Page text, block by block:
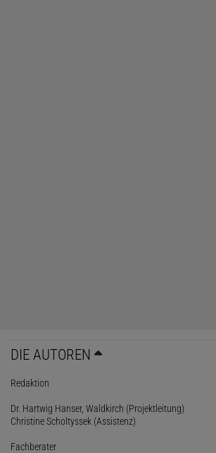
DIE AUTOREN
Redaktion
Dr. Hartwig Hanser, Waldkirch (Projektleitung)
Christine Scholtyssek (Assistenz)
Fachberater